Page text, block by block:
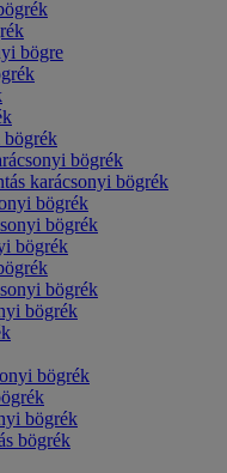
bögre
bögrék
bögrék
karácsonyi bögrék
bögrék
bögrék
bögrék
bögrék
bögrék
bögrék
bögrék
bögrék